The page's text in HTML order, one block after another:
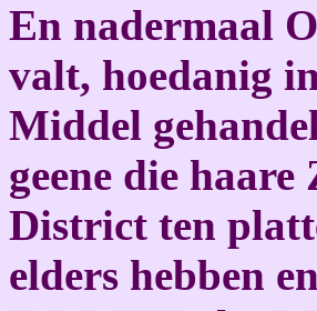
En nadermaal
valt, hoedanig
Middel
geene die
District ten
elders hebben